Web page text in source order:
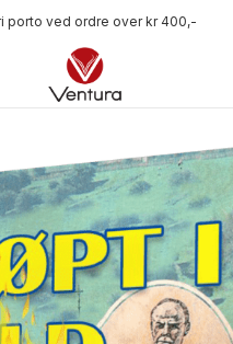
porto ved ordre over kr 400,-